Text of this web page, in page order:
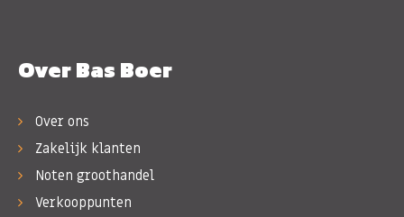
Over Bas Boer
Over ons
Zakelijk klanten
Noten groothandel
Verkooppunten